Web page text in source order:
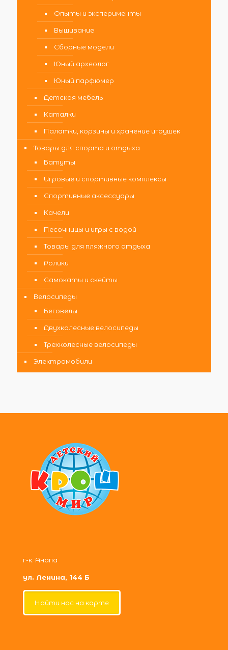
Опыты и эксперименты
Вышивание
Сборные модели
Юный археолог
Юный парфюмер
Детская мебель
Каталки
Палатки, корзины и хранение игрушек
Товары для спорта и отдыха
Батуты
Игровые и спортивные комплексы
Спортивные аксессуары
Качели
Песочницы и игры с водой
Товары для пляжного отдыха
Ролики
Самокаты и скейты
Велосипеды
Беговелы
Двухколесные велосипеды
Трехколесные велосипеды
Электромобили
г-к. Анапа
ул. Ленина, 144 Б
Найти нас на карте